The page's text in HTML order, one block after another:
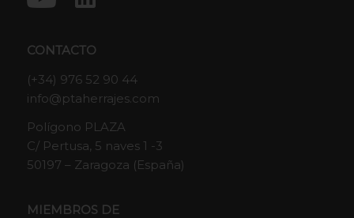
CONTACTO
(+34) 976 52 90 44
info@ptaherrajes.com
Polígono PLAZA
C/ Pertusa, 5 naves 1 -3
50197 – Zaragoza (España)
MIEMBROS DE